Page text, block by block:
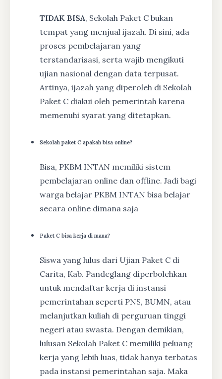
TIDAK BISA, Sekolah Paket C bukan
tempat yang menjual ijazah. Di sini, ada
proses pembelajaran yang
terstandarisasi, serta wajib mengikuti
ujian nasional dengan data terpusat.
Artinya, ijazah yang diperoleh di Sekolah
Paket C diakui oleh pemerintah karena
memenuhi syarat yang ditetapkan.
Sekolah paket C apakah bisa online?
Bisa, PKBM INTAN memiliki sistem
pembelajaran online dan offline. Jadi bagi
warga belajar PKBM INTAN bisa belajar
secara online dimana saja
Paket C bisa kerja di mana?
Siswa yang lulus dari Ujian Paket C di
Carita, Kab. Pandeglang diperbolehkan
untuk mendaftar kerja di instansi
pemerintahan seperti PNS, BUMN, atau
melanjutkan kuliah di perguruan tinggi
negeri atau swasta. Dengan demikian,
lulusan Sekolah Paket C memiliki peluang
kerja yang lebih luas, tidak hanya terbatas
pada instansi pemerintahan saja. Maka